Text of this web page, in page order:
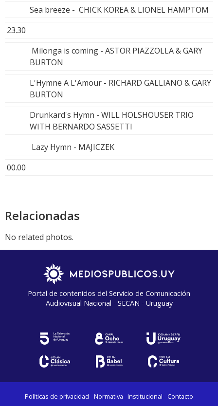
Sea breeze - CHICK KOREA & LIONEL HAMPTOM
23.30
Milonga is coming - ASTOR PIAZZOLLA & GARY
BURTON
L'Hymne A L'Amour - RICHARD GALLIANO & GARY
BURTON
Drunkard's Hymn - WILL HOLSHOUSER TRIO
WITH BERNARDO SASSETTI
Lazy Hymn - MAJICZEK
00.00
Relacionadas
No related photos.
Portal de contenidos del Servicio de Comunicación
Audiovisual Nacional - SECAN - Uruguay
Políticas de privacidad Normativa Institucional Contacto